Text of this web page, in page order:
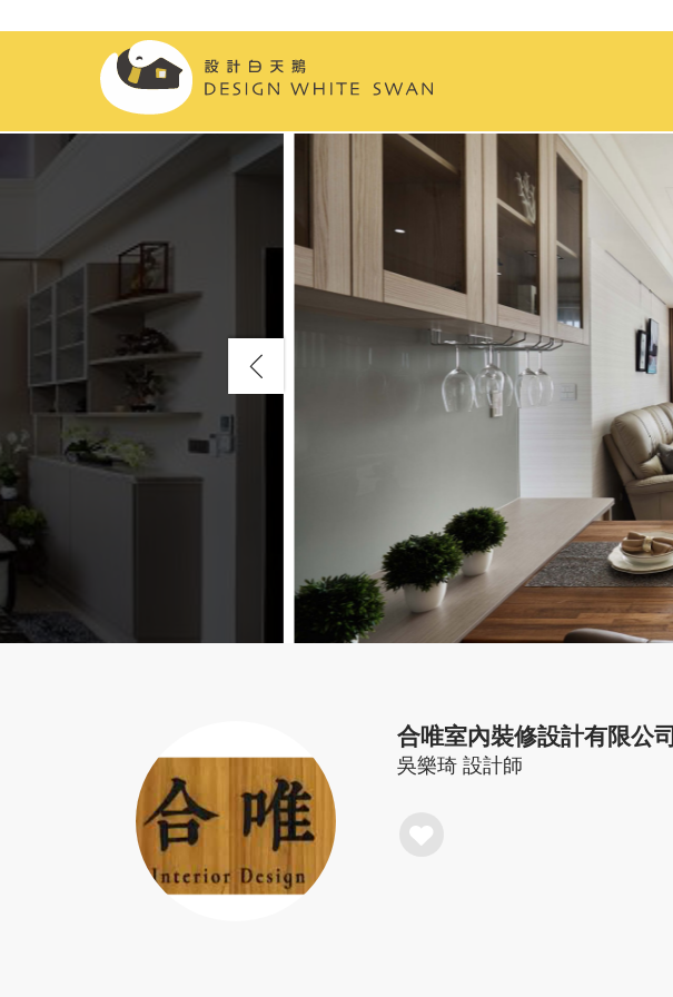
合唯室內裝修設計有限公司
吳樂琦 設計師